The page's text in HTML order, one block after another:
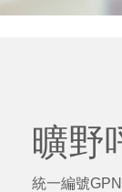
曠野
統一編號